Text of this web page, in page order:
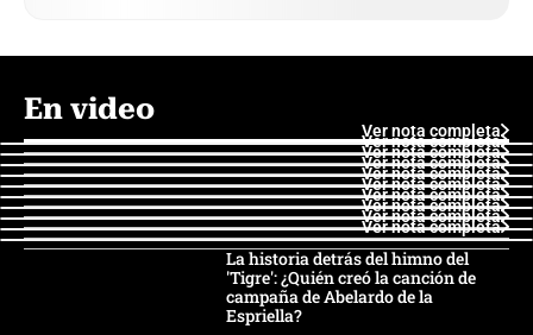
En video
Ver nota completa
Ver nota completa
Ver nota completa
Ver nota completa
Ver nota completa
Ver nota completa
Ver nota completa
Ver nota completa
Ver nota completa
Ver nota completa
La historia detrás del himno del
'Tigre': ¿Quién creó la canción de
campaña de Abelardo de la
Espriella?